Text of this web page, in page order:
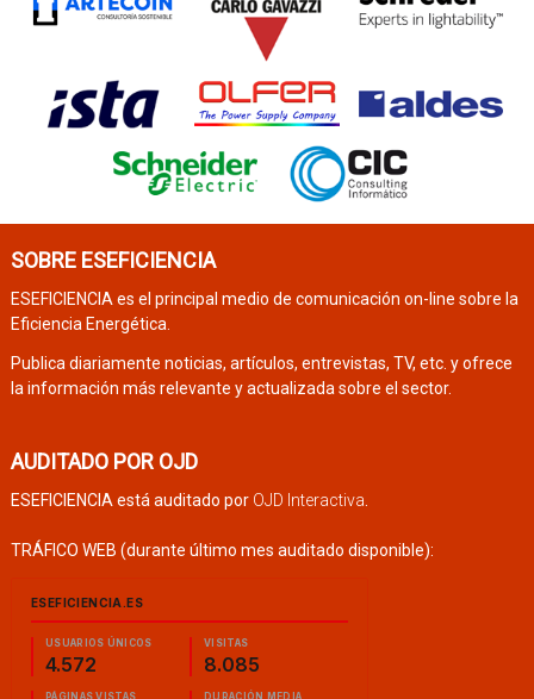
SOBRE ESEFICIENCIA
ESEFICIENCIA es el principal medio de comunicación on-line sobre la
Eficiencia Energética.
Publica diariamente noticias, artículos, entrevistas, TV, etc. y ofrece
la información más relevante y actualizada sobre el sector.
AUDITADO POR OJD
ESEFICIENCIA está auditado por OJD Interactiva
TRÁFICO WEB (durante último mes auditado disponible):